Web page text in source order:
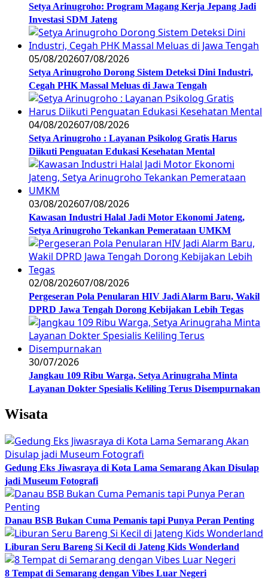
Setya Arinugroho: Program Magang Kerja Jepang Jadi
Investasi SDM Jateng
05/08/202607/08/2026
Setya Arinugroho Dorong Sistem Deteksi Dini Industri,
Cegah PHK Massal Meluas di Jawa Tengah
04/08/202607/08/2026
Setya Arinugroho : Layanan Psikolog Gratis Harus
Diikuti Penguatan Edukasi Kesehatan Mental
03/08/202607/08/2026
Kawasan Industri Halal Jadi Motor Ekonomi Jateng,
Setya Arinugroho Tekankan Pemerataan UMKM
02/08/202607/08/2026
Pergeseran Pola Penularan HIV Jadi Alarm Baru, Wakil
DPRD Jawa Tengah Dorong Kebijakan Lebih Tegas
30/07/2026
Jangkau 109 Ribu Warga, Setya Arinugraha Minta
Layanan Dokter Spesialis Keliling Terus Disempurnakan
Wisata
Gedung Eks Jiwasraya di Kota Lama Semarang Akan Disulap
jadi Museum Fotografi
Danau BSB Bukan Cuma Pemanis tapi Punya Peran Penting
Liburan Seru Bareng Si Kecil di Jateng Kids Wonderland
8 Tempat di Semarang dengan Vibes Luar Negeri